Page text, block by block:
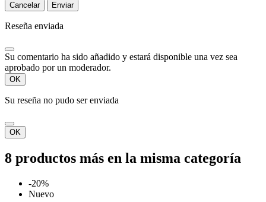
Cancelar Enviar
Reseña enviada
Su comentario ha sido añadido y estará disponible una vez sea
aprobado por un moderador.
OK
Su reseña no pudo ser enviada
OK
8 productos más en la misma categoría
-20%
Nuevo